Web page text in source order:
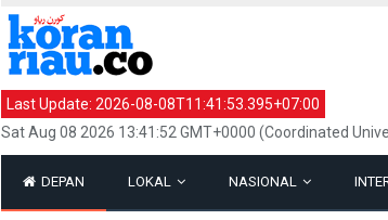
Last Update: 2026-08-08T11:41:53.395+07:00
Sat Aug 08 2026 13:41:52 GMT+0000 (Coordinated
DEPAN LOKAL NASIONAL